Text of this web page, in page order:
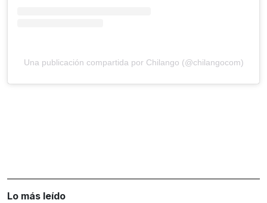
Una publicación compartida por Chilango (@chilangocom)
Lo más leído